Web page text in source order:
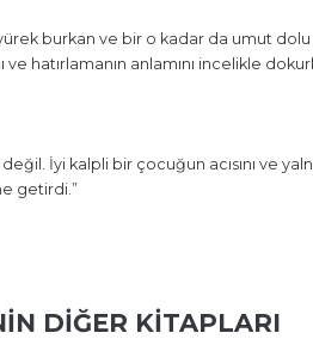
burkan ve bir o kadar da umut dolu
hatırlamanın anlamını incelikle
İyi kalpli bir çocuğun acısını ve
getirdi.”
DIĞER KITAPLARI